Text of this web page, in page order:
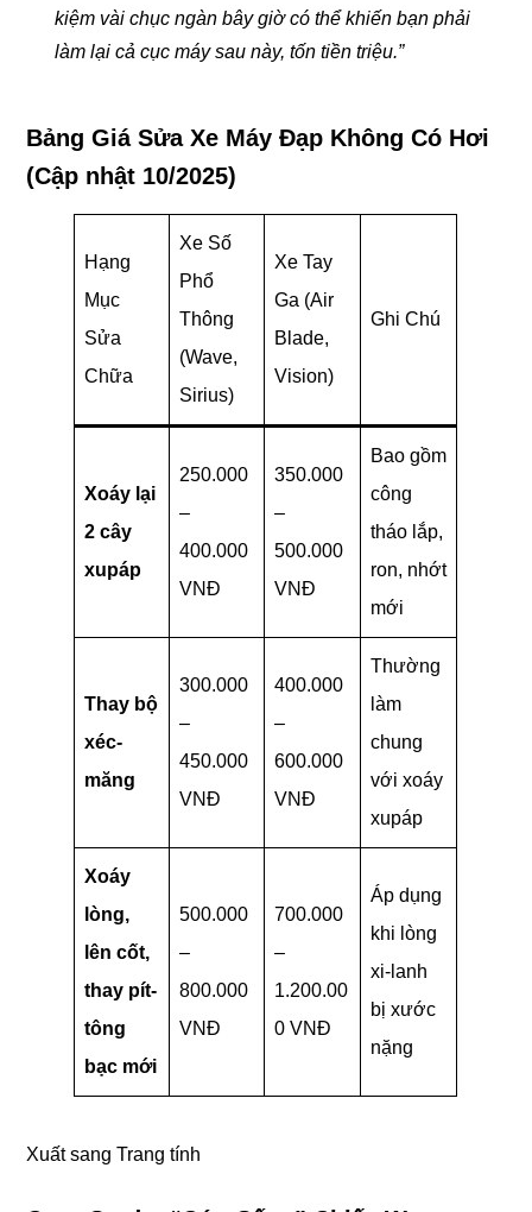
kiệm vài chục ngàn bây giờ có thể khiến bạn phải
làm lại cả cục máy sau này, tốn tiền triệu.”
Bảng Giá Sửa Xe Máy Đạp Không Có Hơi
(Cập nhật 10/2025)
Hạng
Mục
Sửa
Chữa
Xe Số
Phổ
Thông
(Wave,
Sirius)
Xe Tay
Ga (Air
Blade,
Vision)
Ghi Chú
Xoáy lại
2 cây
xupáp
250.000
–
400.000
VNĐ
350.000
–
500.000
VNĐ
Bao gồm
công
tháo lắp,
ron, nhớt
mới
Thay bộ
xéc-
măng
300.000
–
450.000
VNĐ
400.000
–
600.000
VNĐ
Thường
làm
chung
với xoáy
xupáp
Xoáy
lòng,
lên cốt,
thay pít-
tông
bạc mới
500.000
–
800.000
VNĐ
700.000
–
1.200.00
0 VNĐ
Áp dụng
khi lòng
xi-lanh
bị xước
nặng
Xuất sang Trang tính